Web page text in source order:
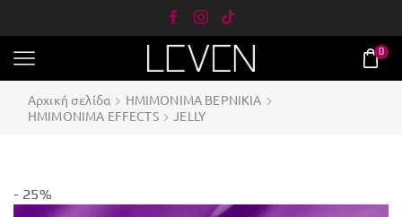
0
Αρχική σελίδα
ΗΜΙΜΟΝΙΜΑ ΒΕΡΝΙΚΙΑ
ΗΜΙMONIΜΑ EFFECTS
JELLY
- 25%